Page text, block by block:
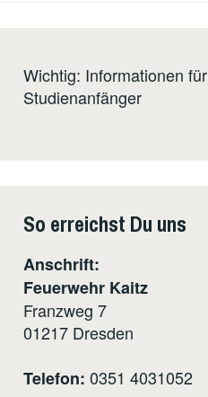
Wichtig: Informationen für
Studienanfänger
So erreichst Du uns
Anschrift:
Feuerwehr Kaitz
Franzweg 7
01217 Dresden
Telefon: 0351 4031052